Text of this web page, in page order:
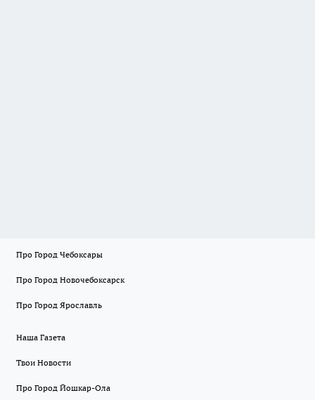
Про Город Чебоксары
Про Город Новочебоксарск
Про Город Ярославль
Наша Газета
Твои Новости
Про Город Йошкар-Ола